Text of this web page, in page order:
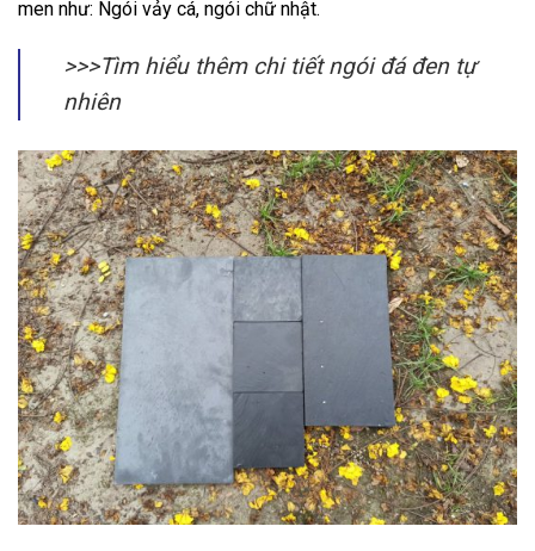
men như: Ngói vảy cá, ngói chữ nhật.
>>>Tìm hiểu thêm chi tiết ngói đá đen tự
nhiên